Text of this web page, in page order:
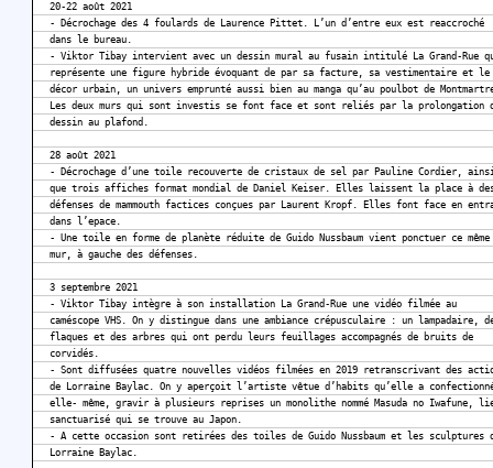
20-22 août 2021
- Décrochage des 4 foulards de Laurence Pittet. L’un d’entre eux est reaccroché
dans le bureau.
- Viktor Tibay intervient avec un dessin mural au fusain intitulé La Grand-Rue
représente une figure hybride évoquant de par sa facture, sa vestimentaire et le
décor urbain, un univers emprunté aussi bien au manga qu’au poulbot de
Les deux murs qui sont investis se font face et sont reliés par la prolongation
dessin au plafond.
28 août 2021
- Décrochage d’une toile recouverte de cristaux de sel par Pauline Cordier,
que trois affiches format mondial de Daniel Keiser. Elles laissent la place à
défenses de mammouth factices conçues par Laurent Kropf. Elles font face en
dans l’epace.
- Une toile en forme de planète réduite de Guido Nussbaum vient ponctuer ce même
mur, à gauche des défenses.
3 septembre 2021
- Viktor Tibay intègre à son installation La Grand-Rue une vidéo filmée au
caméscope VHS. On y distingue dans une ambiance crépusculaire : un lampadaire,
flaques et des arbres qui ont perdu leurs feuillages accompagnés de bruits de
corvidés.
- Sont diffusées quatre nouvelles vidéos filmées en 2019 retranscrivant des
de Lorraine Baylac. On y aperçoit l’artiste vêtue d’habits qu’elle a
elle- même, gravir à plusieurs reprises un monolithe nommé Masuda no Iwafune,
sanctuarisé qui se trouve au Japon.
- A cette occasion sont retirées des toiles de Guido Nussbaum et les sculptures
Lorraine Baylac.